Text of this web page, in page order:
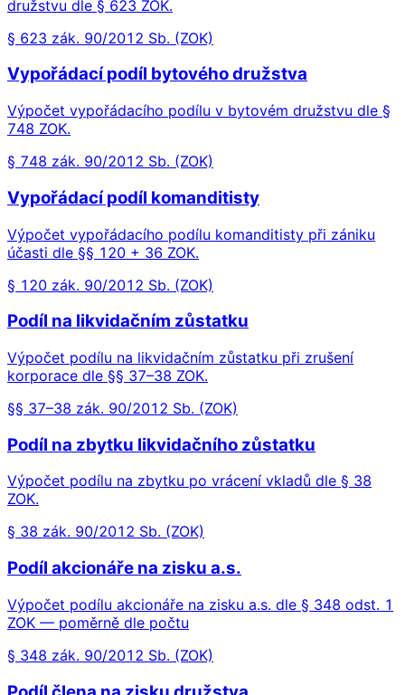
družstvu dle § 623 ZOK.
§ 623 zák. 90/2012 Sb. (ZOK)
Vypořádací podíl bytového družstva
Výpočet vypořádacího podílu v bytovém družstvu dle §
748 ZOK.
§ 748 zák. 90/2012 Sb. (ZOK)
Vypořádací podíl komanditisty
Výpočet vypořádacího podílu komanditisty při zániku
účasti dle §§ 120 + 36 ZOK.
§ 120 zák. 90/2012 Sb. (ZOK)
Podíl na likvidačním zůstatku
Výpočet podílu na likvidačním zůstatku při zrušení
korporace dle §§ 37–38 ZOK.
§§ 37–38 zák. 90/2012 Sb. (ZOK)
Podíl na zbytku likvidačního zůstatku
Výpočet podílu na zbytku po vrácení vkladů dle § 38
ZOK.
§ 38 zák. 90/2012 Sb. (ZOK)
Podíl akcionáře na zisku a.s.
Výpočet podílu akcionáře na zisku a.s. dle § 348 odst. 1
ZOK — poměrně dle počtu
§ 348 zák. 90/2012 Sb. (ZOK)